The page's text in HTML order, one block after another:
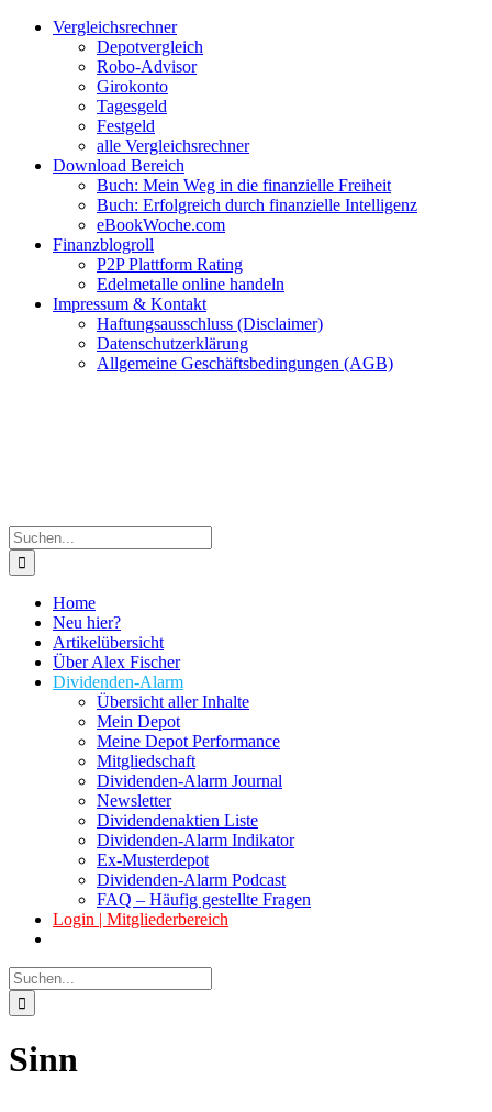
Zum
Facebook
Twitter
Instagram
Pinterest
YouTubeVergleichsrechner
Depotvergleich
Robo-Advisor
Girokonto
Tagesgeld
Festgeld
alle Vergleichsrechner
Download Bereich
Buch: Mein Weg in die finanzielle Freiheit
Buch: Erfolgreich durch finanzielle Intelligenz
eBookWoche.com
Finanzblogroll
P2P Plattform Rating
Edelmetalle online handeln
Impressum & Kontakt
Haftungsausschluss (Disclaimer)
Datenschutzerklärung
Allgemeine Geschäftsbedingungen (AGB)
Suche
nach:
Home
Neu hier?
Artikelübersicht
Über Alex Fischer
Dividenden-Alarm
Übersicht aller Inhalte
Mein Depot
Meine Depot Performance
Mitgliedschaft
Dividenden-Alarm Journal
Newsletter
Dividendenaktien Liste
Dividenden-Alarm Indikator
Ex-Musterdepot
Dividenden-Alarm Podcast
FAQ – Häufig gestellte Fragen
Login | Mitgliederbereich
Suche
nach:
Sinn